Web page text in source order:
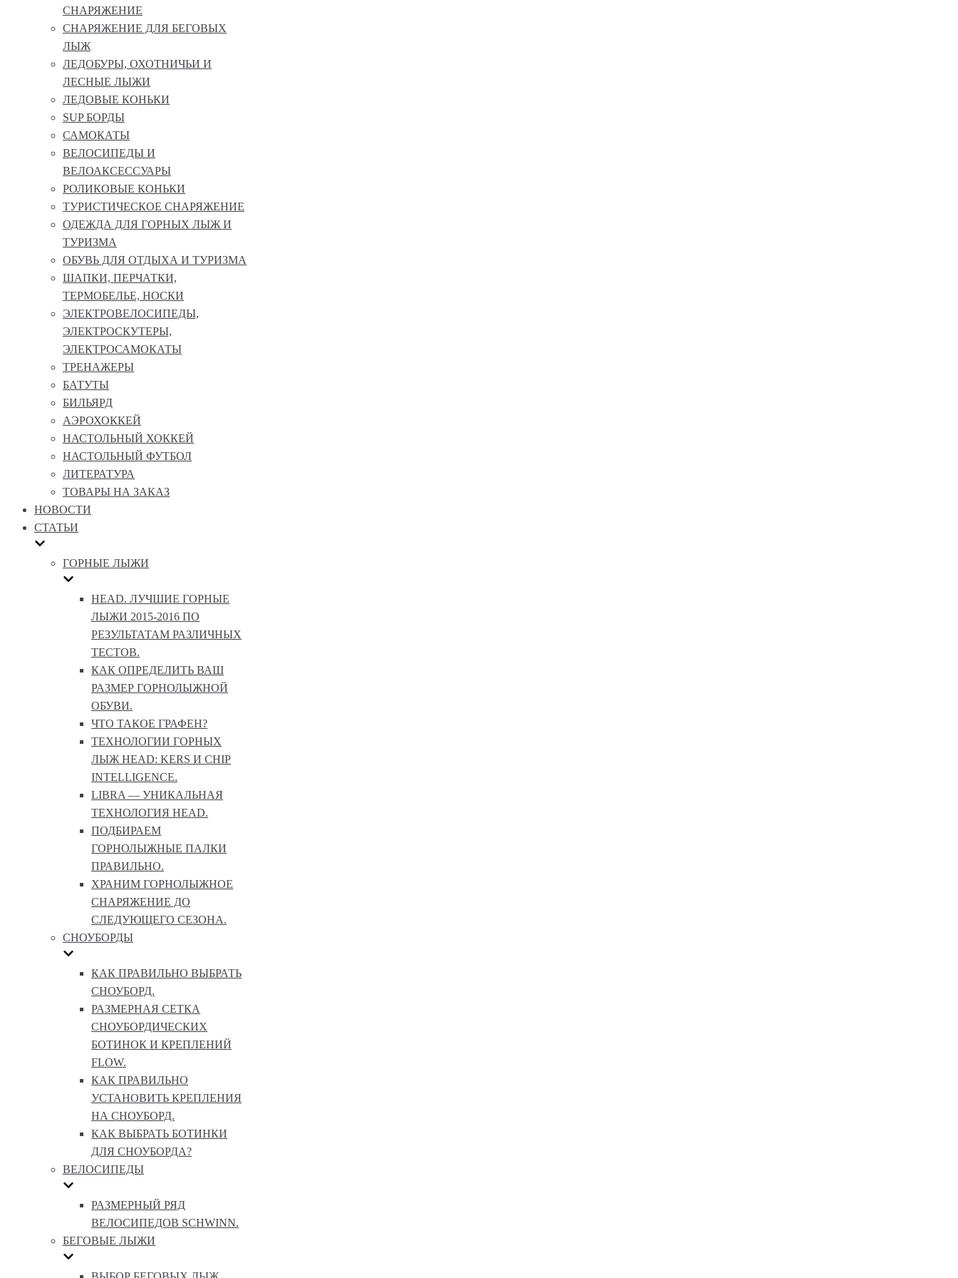
СНАРЯЖЕНИЕ
СНАРЯЖЕНИЕ ДЛЯ БЕГОВЫХ
ЛЫЖ
ЛЕДОБУРЫ, ОХОТНИЧЬИ И
ЛЕСНЫЕ ЛЫЖИ
ЛЕДОВЫЕ КОНЬКИ
SUP БОРДЫ
САМОКАТЫ
ВЕЛОСИПЕДЫ И
ВЕЛОАКСЕССУАРЫ
РОЛИКОВЫЕ КОНЬКИ
ТУРИСТИЧЕСКОЕ СНАРЯЖЕНИЕ
ОДЕЖДА ДЛЯ ГОРНЫХ ЛЫЖ И
ТУРИЗМА
ОБУВЬ ДЛЯ ОТДЫХА И ТУРИЗМА
ШАПКИ, ПЕРЧАТКИ,
ТЕРМОБЕЛЬЕ, НОСКИ
ЭЛЕКТРОВЕЛОСИПЕДЫ,
ЭЛЕКТРОСКУТЕРЫ,
ЭЛЕКТРОСАМОКАТЫ
ТРЕНАЖЕРЫ
БАТУТЫ
БИЛЬЯРД
АЭРОХОККЕЙ
НАСТОЛЬНЫЙ ХОККЕЙ
НАСТОЛЬНЫЙ ФУТБОЛ
ЛИТЕРАТУРА
ТОВАРЫ НА ЗАКАЗ
НОВОСТИ
СТАТЬИ
ГОРНЫЕ ЛЫЖИ
HEAD. ЛУЧШИЕ ГОРНЫЕ
ЛЫЖИ 2015-2016 ПО
РЕЗУЛЬТАТАМ РАЗЛИЧНЫХ
ТЕСТОВ.
КАК ОПРЕДЕЛИТЬ ВАШ
РАЗМЕР ГОРНОЛЫЖНОЙ
ОБУВИ.
ЧТО ТАКОЕ ГРАФЕН?
ТЕХНОЛОГИИ ГОРНЫХ
ЛЫЖ HEAD: KERS И CHIP
INTELLIGENCE.
LIBRA — УНИКАЛЬНАЯ
ТЕХНОЛОГИЯ HEAD.
ПОДБИРАЕМ
ГОРНОЛЫЖНЫЕ ПАЛКИ
ПРАВИЛЬНО.
ХРАНИМ ГОРНОЛЫЖНОЕ
СНАРЯЖЕНИЕ ДО
СЛЕДУЮЩЕГО СЕЗОНА.
СНОУБОРДЫ
КАК ПРАВИЛЬНО ВЫБРАТЬ
СНОУБОРД.
РАЗМЕРНАЯ СЕТКА
СНОУБОРДИЧЕСКИХ
БОТИНОК И КРЕПЛЕНИЙ
FLOW.
КАК ПРАВИЛЬНО
УСТАНОВИТЬ КРЕПЛЕНИЯ
НА СНОУБОРД.
КАК ВЫБРАТЬ БОТИНКИ
ДЛЯ СНОУБОРДА?
ВЕЛОСИПЕДЫ
РАЗМЕРНЫЙ РЯД
ВЕЛОСИПЕДОВ SCHWINN.
БЕГОВЫЕ ЛЫЖИ